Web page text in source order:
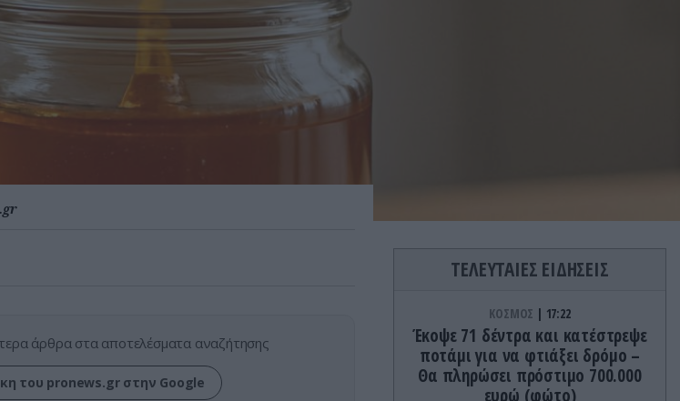
άρθρα στα αποτελέσματα αναζήτησης
του pronews.gr στην Google
ΤΕΛΕΥΤΑΙΕΣ ΕΙΔΗΣΕΙΣ
ΚΟΣΜΟΣ 17:22
Έκοψε 71 δέντρα και κατέστρεψε
ποτάμι για να φτιάξει δρόμο –
Θα πληρώσει πρόστιμο 700.000
ευρώ (φώτο)